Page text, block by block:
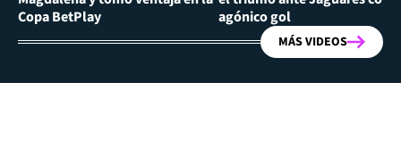
Copa BetPlay
agónico gol
MÁS VIDEOS